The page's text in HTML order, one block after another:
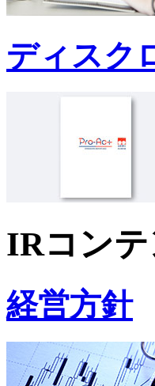
ディスク
IRコンテ
経営方針